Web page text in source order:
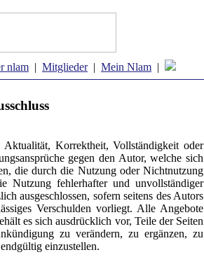
nlam | Mitglieder| Mein Nlam |
Korrektheit, Vollständigkeit oder
gegen den Autor, welche sich
die durch die Nutzung oder Nichtnutzung
Nutzung fehlerhafter und unvollständiger
ausgeschlossen, sofern seitens des Autors
Verschulden vorliegt. Alle Angebote
es sich ausdrücklich vor, Teile der Seiten
zu verändern, zu ergänzen, zu
einzustellen.